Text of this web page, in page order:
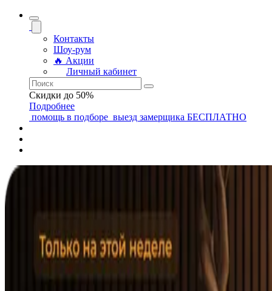
Контакты
Шоу-рум
🔥 Акции
Личный кабинет
Скидки до 50%
Подробнее
помощь в подборе выезд замерщика БЕСПЛАТНО